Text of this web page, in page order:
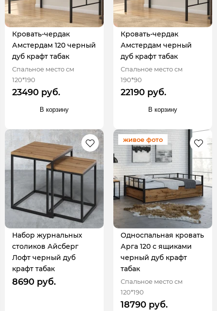
Кровать-чердак
Амстердам 120 черный
дуб крафт табак
Спальное место см
120*190
23490 руб.
В корзину
Кровать-чердак
Амстердам черный
дуб крафт табак
Спальное место см
190*90
22190 руб.
В корзину
Набор журнальных
столиков Айсберг
Лофт черный дуб
крафт табак
8690 руб.
живое фото
Односпальная кровать
Арга 120 с ящиками
черный дуб крафт
табак
Спальное место см
120*190
18790 руб.